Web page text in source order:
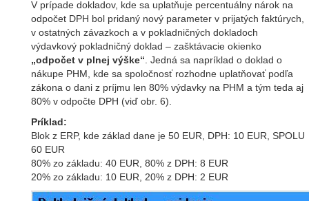
V prípade dokladov, kde sa uplatňuje percentuálny nárok na
odpočet DPH bol pridaný nový parameter v prijatých faktúrych,
v ostatných závazkoch a v pokladničných dokladoch
výdavkový pokladničný doklad – zašktávacie okienko
„odpočet v plnej výške“ . Jedná sa napríklad o doklad o
nákupe PHM, kde sa spoločnosť rozhodne uplatňovať podľa
zákona o dani z príjmu len 80% výdavky na PHM a tým teda aj
80% v odpočte DPH (viď obr. 6).
Príklad:
Blok z ERP, kde základ dane je 50 EUR, DPH: 10 EUR, SPOLU
60 EUR
80% zo základu: 40 EUR, 80% z DPH: 8 EUR
20% zo základu: 10 EUR, 20% z DPH: 2 EUR